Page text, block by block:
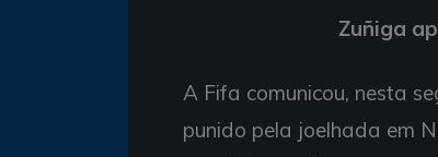
Zuñiga
A Fifa comunicou, nesta
punido pela joelhada em